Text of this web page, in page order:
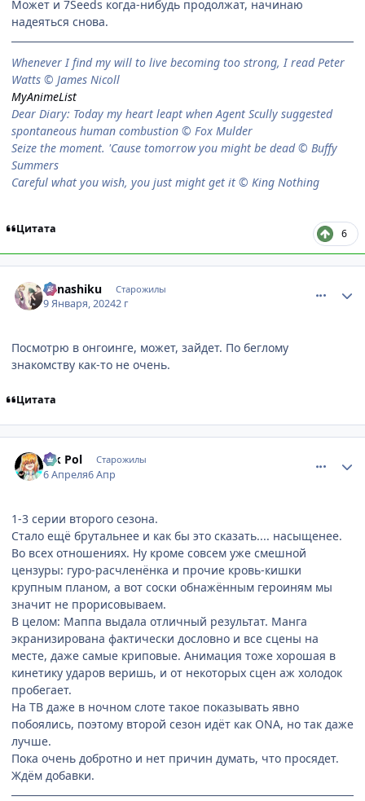
Может и 7Seeds когда-нибудь продолжат, начинаю
надеяться снова.
When­ever I find my will to live be­com­ing too strong, I read Peter
Watts © James Nicoll
MyAnimeList
Dear Diary: Today my heart leapt when Agent Scully suggested
spontaneous human combustion © Fox Mulder
Seize the moment. 'Cause tomorrow you might be dead © Buffy
Summers
Careful what you wish, you just might get it © King Nothing
Цитата 6
Kanashiku Старожилы
9 Января, 20242 г
Посмотрю в онгоинге, может, зайдет. По беглому
знакомству как-то не очень.
Цитата
Vik Pol Старожилы
6 Апреля6 Апр
1-3 серии второго сезона.
Стало ещё брутальнее и как бы это сказать.... насыщенее.
Во всех отношениях. Ну кроме совсем уже смешной
цензуры: гуро-расчленёнка и прочие кровь-кишки
крупным планом, а вот соски обнажённым героиням мы
значит не прорисовываем.
В целом: Маппа выдала отличный результат. Манга
экранизирована фактически дословно и все сцены на
месте, даже самые криповые. Анимация тоже хорошая в
кинетику ударов веришь, и от некоторых сцен аж холодок
пробегает.
На ТВ даже в ночном слоте такое показывать явно
побоялись, поэтому второй сезон идёт как ONA, но так даже
лучше.
Пока очень добротно и нет причин думать, что просядет.
Ждём добавки.